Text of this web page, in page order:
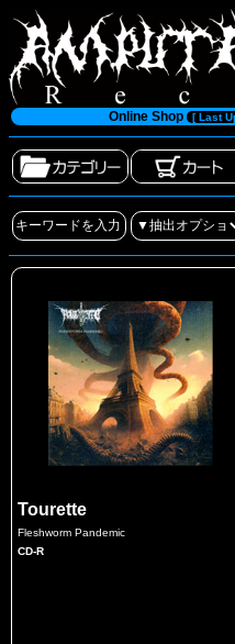
Online Shop [ Last
Tourette
Fleshworm Pandemic
CD-R